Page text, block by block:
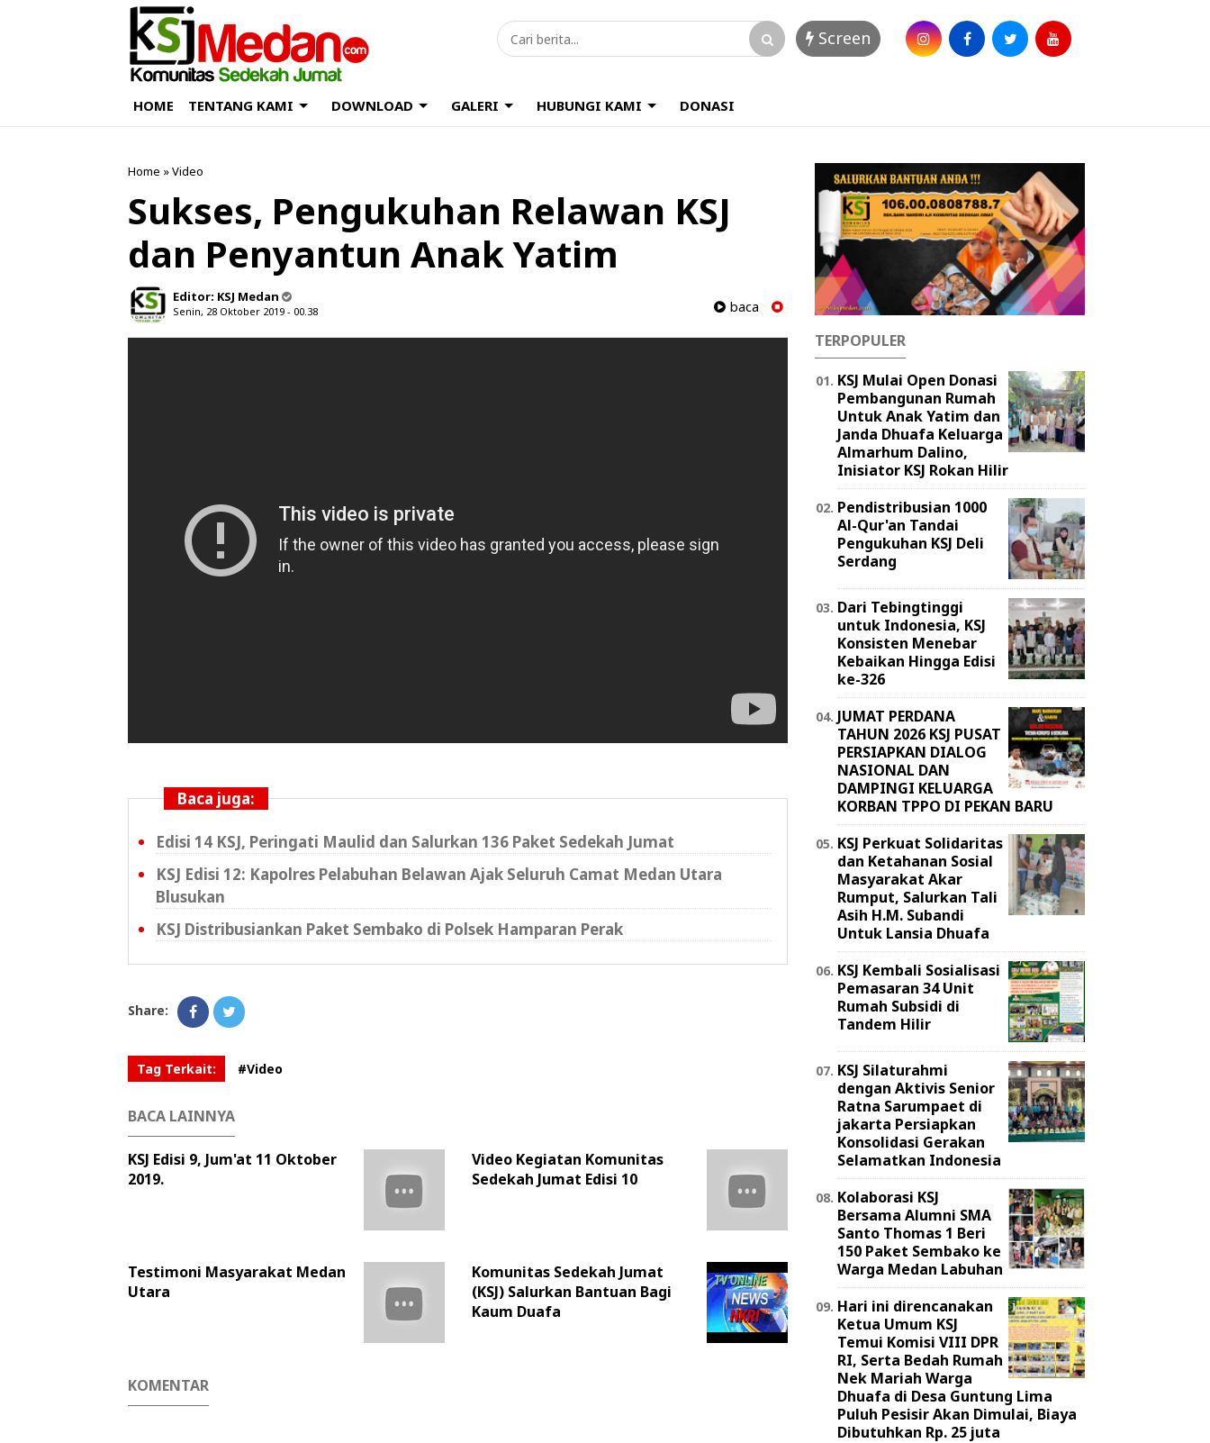
Screen
HOME TENTANG KAMI DOWNLOAD GALERI HUBUNGI KAMI DONASI
Home »Video
Sukses, Pengukuhan Relawan KSJ
dan Penyantun Anak Yatim
Editor: KSJ Medan
Senin, 28 Oktober 2019 - 00.38 baca
Baca juga:
Edisi 14 KSJ, Peringati Maulid dan Salurkan 136 Paket Sedekah Jumat
KSJ Edisi 12: Kapolres Pelabuhan Belawan Ajak Seluruh Camat Medan Utara
Blusukan
KSJ Distribusiankan Paket Sembako di Polsek Hamparan Perak
Share:
Tag Terkait: #Video
BACA LAINNYA
KSJ Edisi 9, Jum'at 11 Oktober
2019.
Video Kegiatan Komunitas
Sedekah Jumat Edisi 10
Testimoni Masyarakat Medan
Utara
Komunitas Sedekah Jumat
(KSJ) Salurkan Bantuan Bagi
Kaum Duafa
KOMENTAR
TERPOPULER
KSJ Mulai Open Donasi
Pembangunan Rumah
Untuk Anak Yatim dan
Janda Dhuafa Keluarga
Almarhum Dalino,
Inisiator KSJ Rokan Hilir
Pendistribusian 1000
Al-Qur'an Tandai
Pengukuhan KSJ Deli
Serdang
Dari Tebingtinggi
untuk Indonesia, KSJ
Konsisten Menebar
Kebaikan Hingga Edisi
ke-326
JUMAT PERDANA
TAHUN 2026 KSJ PUSAT
PERSIAPKAN DIALOG
NASIONAL DAN
DAMPINGI KELUARGA
KORBAN TPPO DI PEKAN BARU
KSJ Perkuat Solidaritas
dan Ketahanan Sosial
Masyarakat Akar
Rumput, Salurkan Tali
Asih H.M. Subandi
Untuk Lansia Dhuafa
KSJ Kembali Sosialisasi
Pemasaran 34 Unit
Rumah Subsidi di
Tandem Hilir
KSJ Silaturahmi
dengan Aktivis Senior
Ratna Sarumpaet di
jakarta Persiapkan
Konsolidasi Gerakan
Selamatkan Indonesia
Kolaborasi KSJ
Bersama Alumni SMA
Santo Thomas 1 Beri
150 Paket Sembako ke
Warga Medan Labuhan
Hari ini direncanakan
Ketua Umum KSJ
Temui Komisi VIII DPR
RI, Serta Bedah Rumah
Nek Mariah Warga
Dhuafa di Desa Guntung Lima
Puluh Pesisir Akan Dimulai, Biaya
Dibutuhkan Rp. 25 juta